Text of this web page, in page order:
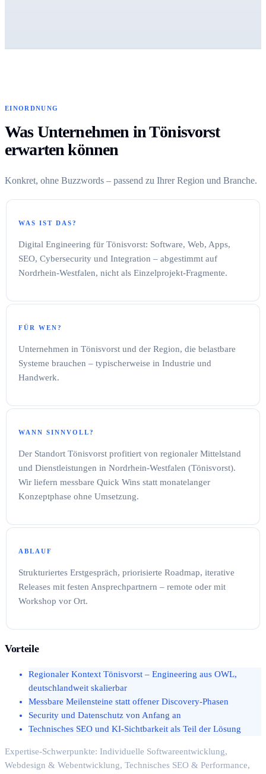
EINORDNUNG
Was Unternehmen in Tönisvorst
erwarten können
Konkret, ohne Buzzwords – passend zu Ihrer Region und Branche.
WAS IST DAS?
Digital Engineering für Tönisvorst: Software, Web, Apps,
SEO, Cybersecurity und Integration – abgestimmt auf
Nordrhein-Westfalen, nicht als Einzelprojekt-Fragmente.
FÜR WEN?
Unternehmen in Tönisvorst und der Region, die belastbare
Systeme brauchen – typischerweise in Industrie und
Handwerk.
WANN SINNVOLL?
Der Standort Tönisvorst profitiert von regionaler Mittelstand
und Dienstleistungen in Nordrhein-Westfalen (Tönisvorst).
Wir liefern messbare Quick Wins statt monatelanger
Konzeptphase ohne Umsetzung.
ABLAUF
Strukturiertes Erstgespräch, priorisierte Roadmap, iterative
Releases mit festen Ansprechpartnern – remote oder mit
Workshop vor Ort.
Vorteile
Regionaler Kontext Tönisvorst – Engineering aus OWL,
deutschlandweit skalierbar
Messbare Meilensteine statt offener Discovery-Phasen
Security und Datenschutz von Anfang an
Technisches SEO und KI-Sichtbarkeit als Teil der Lösung
Expertise-Schwerpunkte: Individuelle Softwareentwicklung,
Webdesign & Webentwicklung, Technisches SEO & Performance,